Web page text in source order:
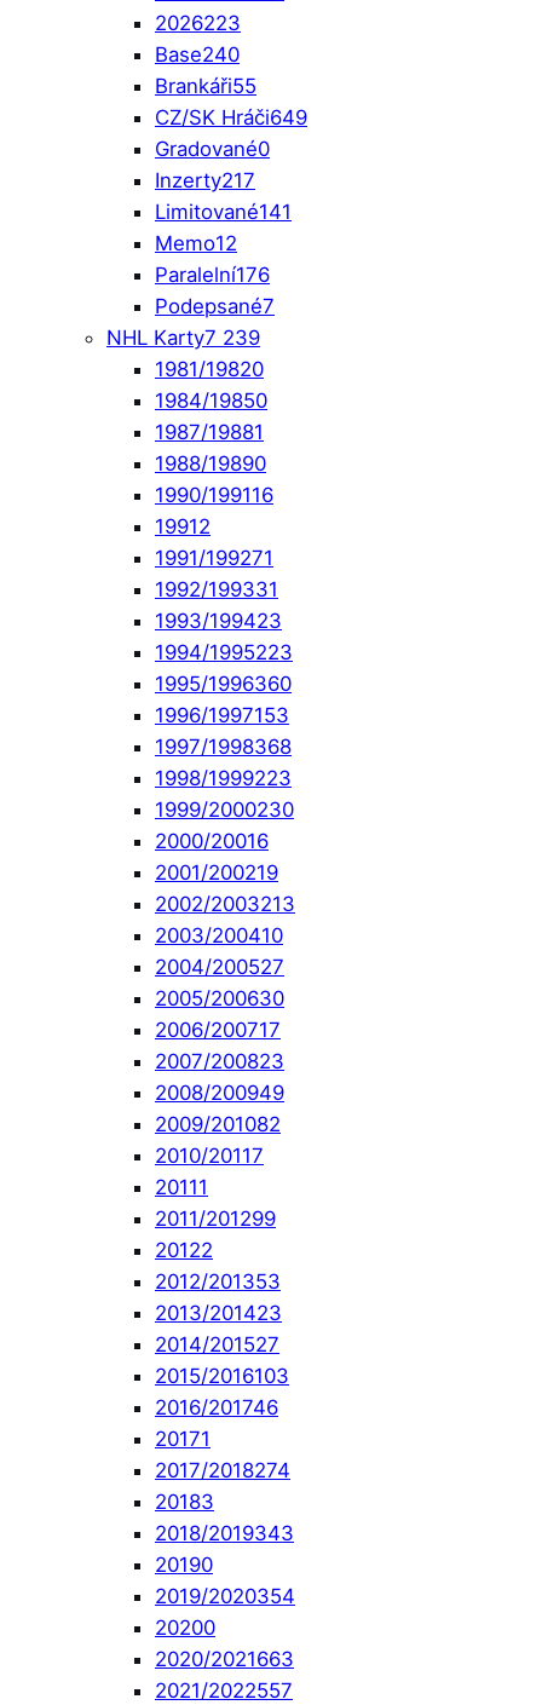
2026223
Base240
Brankáři55
CZ/SK Hráči649
Gradované0
Inzerty217
Limitované141
Memo12
Paralelní176
Podepsané7
NHL Karty7 239
1981/19820
1984/19850
1987/19881
1988/19890
1990/199116
19912
1991/199271
1992/199331
1993/199423
1994/1995223
1995/1996360
1996/1997153
1997/1998368
1998/1999223
1999/2000230
2000/20016
2001/200219
2002/2003213
2003/200410
2004/200527
2005/200630
2006/200717
2007/200823
2008/200949
2009/201082
2010/20117
20111
2011/201299
20122
2012/201353
2013/201423
2014/201527
2015/2016103
2016/201746
20171
2017/2018274
20183
2018/2019343
20190
2019/2020354
20200
2020/2021663
2021/2022557